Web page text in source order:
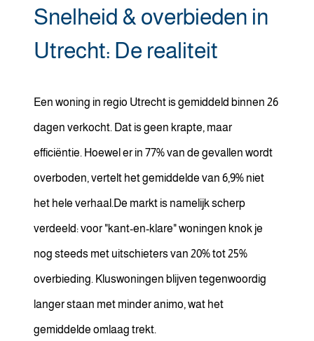
Snelheid & overbieden in
Utrecht: De realiteit
Een woning in regio Utrecht is gemiddeld binnen 26
dagen verkocht. Dat is geen krapte, maar
efficiëntie. Hoewel er in 77% van de gevallen wordt
overboden, vertelt het gemiddelde van 6,9% niet
het hele verhaal.De markt is namelijk scherp
verdeeld: voor "kant-en-klare" woningen knok je
nog steeds met uitschieters van 20% tot 25%
overbieding. Kluswoningen blijven tegenwoordig
langer staan met minder animo, wat het
gemiddelde omlaag trekt.